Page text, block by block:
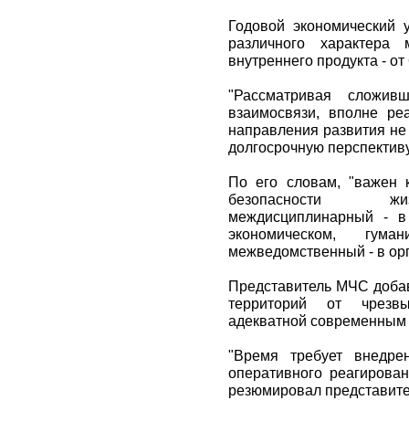
Годовой
различного
внутреннего продукта -
"Рассматривая
взаимосвязи, вполне
направления развития
долгосрочную
По его словам, "важен
безопасности
междисциплинарный -
экономическом,
межведомственный - в
Представитель МЧС
территорий от
адекватной современным
"Время требует
оперативного
резюмировал